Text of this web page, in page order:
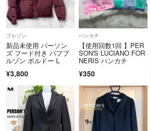
ブルゾン
新品未使用 パーソン
ズ フード付き パフブ
ルゾン ボルドー L
¥3,800
ハンカチ
【使用回数1回 】PER
SON'S LUCIANO FOR
NERIS ハンカチ
¥350